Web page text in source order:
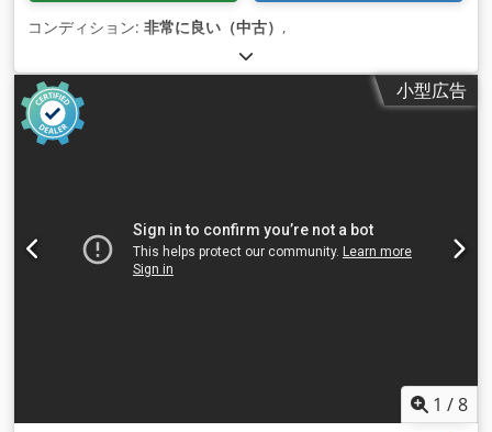
コンディション: 非常に良い（中古） ,
小型広告
1 /8